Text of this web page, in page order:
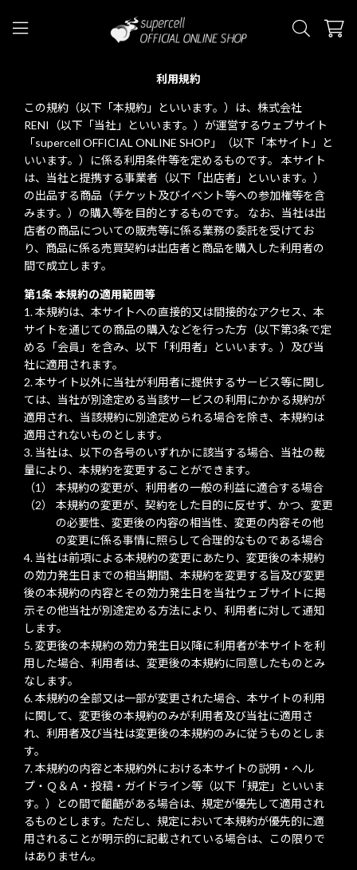
利用規約
この規約（以下「本規約」といいます。）は、株式会社
RENI（以下「当社」といいます。）が運営するウェブサイト
「supercell OFFICIAL ONLINE SHOP」（以下「本サイト」と
いいます。）に係る利用条件等を定めるものです。 本サイト
は、当社と提携する事業者（以下「出店者」といいます。）
の出品する商品（チケット及びイベント等への参加権等を含
みます。）の購入等を目的とするものです。 なお、当社は出
店者の商品についての販売等に係る業務の委託を受けてお
り、商品に係る売買契約は出店者と商品を購入した利用者の
間で成立します。
第1条 本規約の適用範囲等
本規約は、本サイトへの直接的又は間接的なアクセス、本
サイトを通じての商品の購入などを行った方（以下第3条で定
める「会員」を含み、以下「利用者」といいます。）及び当
社に適用されます。
本サイト以外に当社が利用者に提供するサービス等に関し
ては、当社が別途定める当該サービスの利用にかかる規約が
適用され、当該規約に別途定められる場合を除き、本規約は
適用されないものとします。
当社は、以下の各号のいずれかに該当する場合、当社の裁
量により、本規約を変更することができます。
本規約の変更が、利用者の一般の利益に適合する場合
本規約の変更が、契約をした目的に反せず、かつ、変更
の必要性、変更後の内容の相当性、変更の内容その他
の変更に係る事情に照らして合理的なものである場合
当社は前項による本規約の変更にあたり、変更後の本規約
の効力発生日までの相当期間、本規約を変更する旨及び変更
後の本規約の内容とその効力発生日を当社ウェブサイトに掲
示その他当社が別途定める方法により、利用者に対して通知
します。
変更後の本規約の効力発生日以降に利用者が本サイトを利
用した場合、利用者は、変更後の本規約に同意したものとみ
なします。
本規約の全部又は一部が変更された場合、本サイトの利用
に関して、変更後の本規約のみが利用者及び当社に適用さ
れ、利用者及び当社は変更後の本規約のみに従うものとしま
す。
本規約の内容と本規約外における本サイトの説明・ヘル
プ・Ｑ＆Ａ・投稿・ガイドライン等（以下「規定」といいま
す。）との間で齟齬がある場合は、規定が優先して適用され
るものとします。ただし、規定において本規約が優先的に適
用されることが明示的に記載されている場合は、この限りで
はありません。